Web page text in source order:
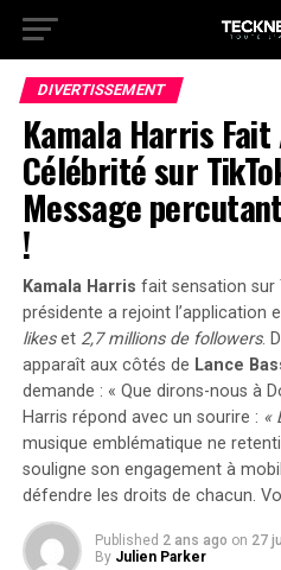
DIVERTISSEMENT
Kamala Harris Fait
Célébrité sur
Message
!
Kamala Harris fait sensation sur
présidente a rejoint l’application
likeset 2,7 millions de followers.
apparaît aux côtés de Lance
demande : « Que dirons-nous à
Harris répond avec un sourire : «
musique emblématique ne
souligne son engagement à
défendre les droits de chacun.
Published 2 ans ago on 27
By Julien Parker